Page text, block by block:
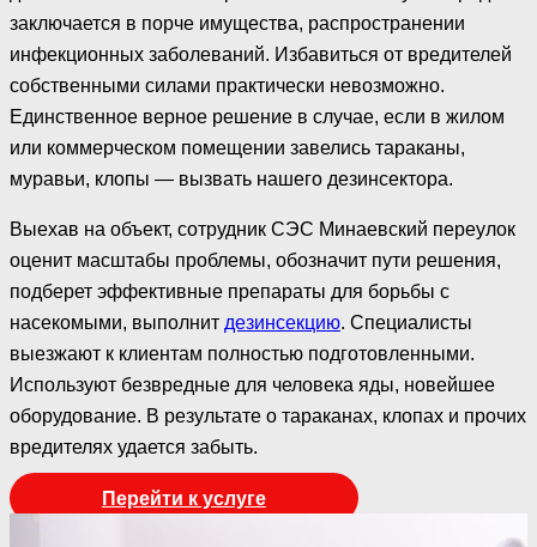
заключается в порче имущества, распространении
инфекционных заболеваний. Избавиться от вредителей
собственными силами практически невозможно.
Единственное верное решение в случае, если в жилом
или коммерческом помещении завелись тараканы,
муравьи, клопы — вызвать нашего дезинсектора.
Выехав на объект, сотрудник СЭС Минаевский переулок
оценит масштабы проблемы, обозначит пути решения,
подберет эффективные препараты для борьбы с
насекомыми, выполнит дезинсекцию. Специалисты
выезжают к клиентам полностью подготовленными.
Используют безвредные для человека яды, новейшее
оборудование. В результате о тараканах, клопах и прочих
вредителях удается забыть.
Перейти к услуге